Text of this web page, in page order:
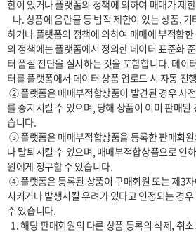
한이 있거나 플랫폼의 정책에 의하여 매매가 제
하거나 플랫폼의 정책에 의하여 매매에 부적합
의 정책에는 플랫폼에서 정의한 데이터 표준화
터 품질 진단을 실시하는 것을 포함합니다. 데이
터를 플랫폼에서 데이터 상품 업로드 시 자동 진
를 중지시킬 수 있으며, 당해 상품이 이미 판매된
습니다.
나 탈퇴시킬 수 있으며, 매매부적합상품으로 인
원에게 청구할 수 있습니다.
시키거나 발생시킬 우려가 있다고 인정되는 경
수 있습니다.